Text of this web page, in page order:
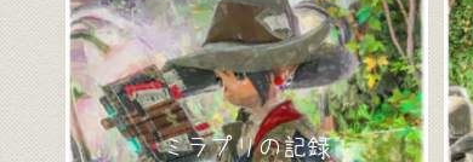
ミラプリの記録